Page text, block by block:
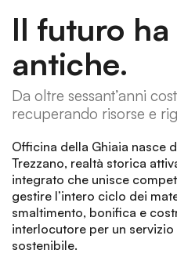
Il futuro
antiche.
Da oltre sessant’anni
recuperando risorse e
Officina della Ghiaia nasce
Trezzano, realtà storica
integrato che unisce
gestire l’intero ciclo dei
smaltimento, bonifica e
interlocutore per un
sostenibile.